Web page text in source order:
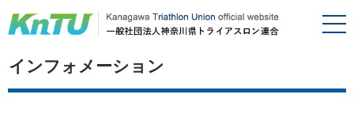
インフォメーション